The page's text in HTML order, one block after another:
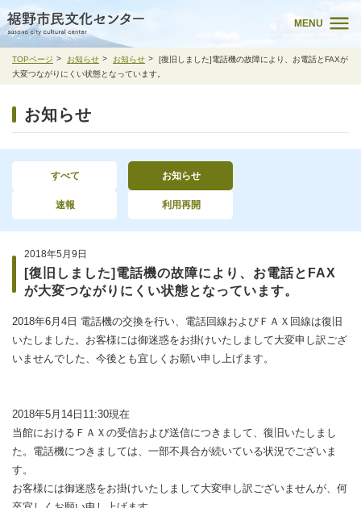
MENU
TOPページ お知らせ お知らせ
[復旧しました]電話機の故障により、お電話とFAXが
大変つながりにくい状態となっています。
お知らせ
すべて お知らせ
速報 利用再開
2018年5月9日
[復旧しました]電話機の故障により、お電話とFAX
が大変つながりにくい状態となっています。
2018年6月4日 電話機の交換を行い、電話回線およびＦＡＸ回線は復旧
いたしました。お客様には御迷惑をお掛けいたしまして大変申し訳ござ
いませんでした、今後とも宜しくお願い申し上げます。
2018年5月14日11:30現在
当館におけるＦＡＸの受信および送信につきまして、復旧いたしまし
た。電話機につきましては、一部不具合が続いている状況でございま
す。
お客様には御迷惑をお掛けいたしまして大変申し訳ございませんが、何